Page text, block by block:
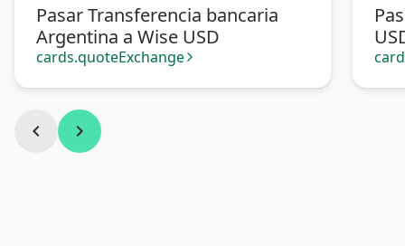
Pasar Transferencia bancaria
Argentina a Wise USD
cards.quoteExchange arrow_forward_ios
chevron_left chevron_right